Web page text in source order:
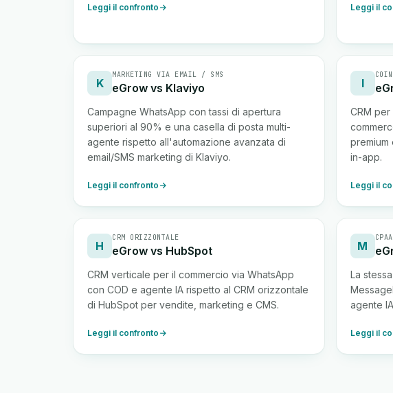
Leggi il confronto Leggi il
K
MARKETING VIA EMAIL / SMS
eGrow vs Klaviyo
Campagne WhatsApp con tassi di apertura
superiori al 90% e una casella di posta multi-
agente rispetto all'automazione avanzata di
email/SMS marketing di Klaviyo.
Leggi il confronto
I
CRM
premium
in-app.
Leggi il
H
CRM ORIZZONTALE
eGrow vs HubSpot
CRM verticale per il commercio via WhatsApp
con COD e agente IA rispetto al CRM orizzontale
di HubSpot per vendite, marketing e CMS.
Leggi il confronto
M
La
agente
Leggi il